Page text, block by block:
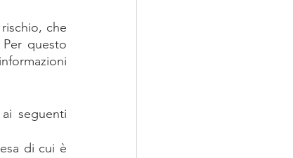
che
questo
seguenti
di cui è